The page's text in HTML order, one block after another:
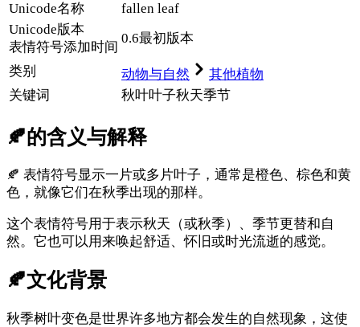
Unicode名称
fallen leaf
Unicode版本
表情符号添加时间
0.6最初版本
类别 动物与自然
其他植物
关键词
秋叶叶子秋天季节
🍂的含义与解释
🍂 表情符号显示一片或多片叶子，通常是橙色、棕色和黄
色，就像它们在秋季出现的那样。
这个表情符号用于表示秋天（或秋季）、季节更替和自
然。它也可以用来唤起舒适、怀旧或时光流逝的感觉。
🍂文化背景
秋季树叶变色是世界许多地方都会发生的自然现象，这使